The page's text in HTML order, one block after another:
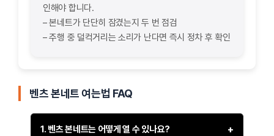
인해야 합니다.
– 본네트가 단단히 잠겼는지 두 번 점검
– 주행 중 덜컥거리는 소리가 난다면 즉시 정차 후 확인
벤츠 본네트 여는법 FAQ
1. 벤츠 본네트는 어떻게 열 수 있나요?